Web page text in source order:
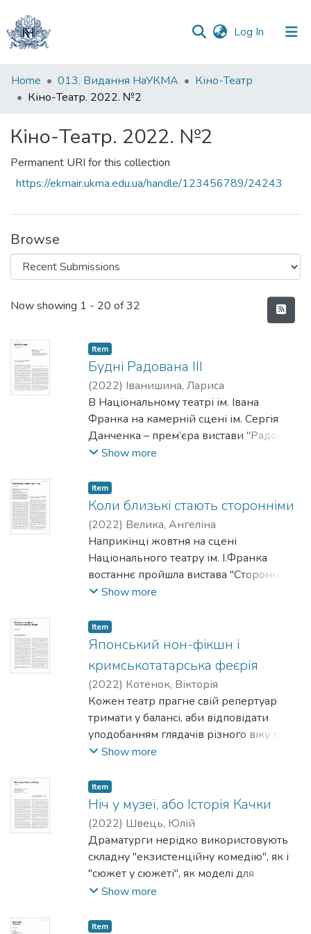
Log In (current)
Communities
&
All of DSpace
Statistics
Home 013. Видання НаУКМА
Кіно-Театр
Кіно-Театр. 2022. №2
Кіно-Театр. 2022. №2
Permanent URI for this collection
https://ekmair.ukma.edu.ua/handle/123456789/24243
Browse
Recent Submissions
Now showing 1 - 20 of 32
Item
Будні Радована ІІІ
(2022) Іванишина, Лариса
В Національному театрі ім. Івана
Франка на камерній сцені ім. Сергія
Данченка – прем’єра вистави "Радован
ІІІ" за мотивами класика сербської
написаної 1973 року в жанрі театру
абсурду або "чорної комедії2.
Show more
Item
Коли близькі стають сторонніми
(2022) Велика, Ангеліна
Наприкінці жовтня на сцені
Національного театру ім. І.Франка
востаннє пройшла вистава "Сторонні
серед нас". У ній ідеться про літніх
Альцгеймера, поширеною у наш час.
Show more
Item
Японський нон-фікшн і
кримськотатарська феєрія
(2022) Котенок, Вікторія
Кожен театр прагне свій репертуар
тримати у балансі, аби відповідати
уподобанням глядачів різного віку та
інтелектуального рівня, старається, аби
(п’єсами, прозою, віршами тощо) як
українських, так і зарубіжних авторів,
як класиків, так і сучасників. А ще –
підігрівати інтерес публіки
першопрочитаннями на сцені
маловідомих або, навпаки, популярних
текстів. Прем’єри у столичних театрах –
підтверджують.
Show more
Item
Ніч у музеї, або Історія Качки
(2022) Швець, Юлій
Драматурги нерідко використовують
складну "екзистенційну комедію", як і
"сюжет у сюжеті", як моделі для
висловлення думок, що їх у
От і цього разу сучасна польська
Show more
Item